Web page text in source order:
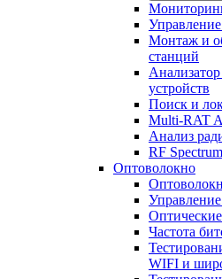
Монтаж и
станций
устройств
Поиск и
Multi-RAT
Анализ
RF
Оптоволокно
Частота
WIFI и